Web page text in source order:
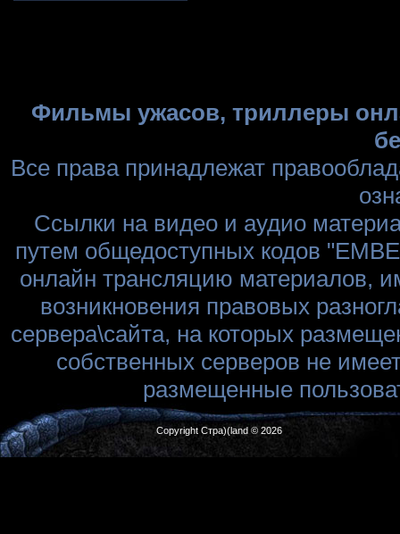
Фильмы ужасов, триллеры
Все права принадлежат
Ссылки на видео и аудио
путем общедоступных кодов
онлайн трансляцию материалов,
возникновения правовых
сервера\сайта, на которых
собственных серверов не
размещенные
Copyright Стра)(land © 2026